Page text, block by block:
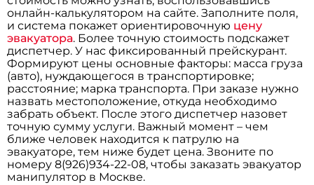
онлайн-калькулятором на сайте. Заполните поля,
и система покажет ориентировочную цену
эвакуатора. Более точную стоимость подскажет
диспетчер. У нас фиксированный прейскурант.
Формируют цены основные факторы: масса груза
(авто), нуждающегося в транспортировке;
расстояние; марка транспорта. При заказе нужно
назвать местоположение, откуда необходимо
забрать объект. После этого диспетчер назовет
точную сумму услуги. Важный момент – чем
ближе человек находится к патрулю на
эвакуаторе, тем ниже будет цена. Звоните по
номеру 8(926)934-22-08, чтобы заказать эвакуатор
манипулятор в Москве.